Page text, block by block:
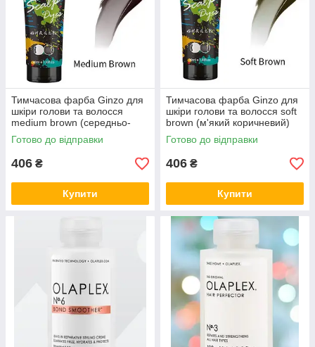
Тимчасова фарба Ginzo для
шкіри голови та волосся
medium brown (середньо-
коричневий)
Готово до відправки
406 ₴
Купити
Тимчасова фарба Ginzo для
шкіри голови та волосся soft
brown (м'який коричневий)
Готово до відправки
406 ₴
Купити